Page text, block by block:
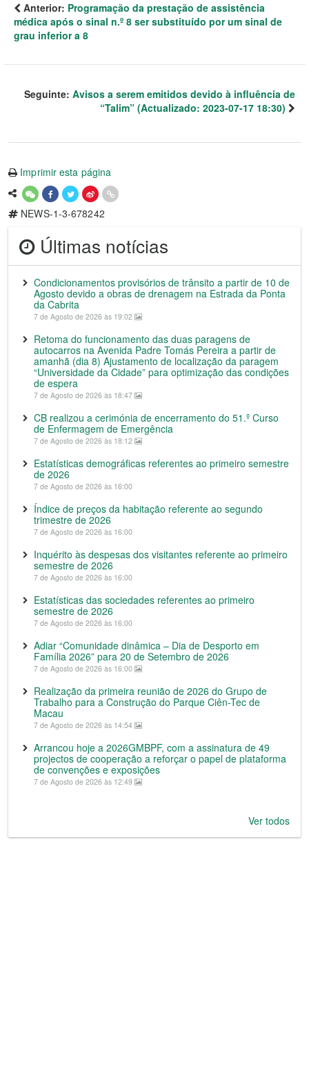
Anterior: Programação da prestação de assistência
médica após o sinal n.º 8 ser substituído por um sinal de
grau inferior a 8
Seguinte: Avisos a serem emitidos devido à influência de
“Talim” (Actualizado: 2023-07-17 18:30)
Imprimir esta página
NEWS-1-3-678242
Últimas notícias
Condicionamentos provisórios de trânsito a partir de 10 de
Agosto devido a obras de drenagem na Estrada da Ponta
da Cabrita
7 de Agosto de 2026 às 19:02
Retoma do funcionamento das duas paragens de
autocarros na Avenida Padre Tomás Pereira a partir de
amanhã (dia 8) Ajustamento de localização da paragem
“Universidade da Cidade” para optimização das condições
de espera
7 de Agosto de 2026 às 18:47
CB realizou a cerimónia de encerramento do 51.º Curso
de Enfermagem de Emergência
7 de Agosto de 2026 às 18:12
Estatísticas demográficas referentes ao primeiro semestre
de 2026
7 de Agosto de 2026 às 16:00
Índice de preços da habitação referente ao segundo
trimestre de 2026
7 de Agosto de 2026 às 16:00
Inquérito às despesas dos visitantes referente ao primeiro
semestre de 2026
7 de Agosto de 2026 às 16:00
Estatísticas das sociedades referentes ao primeiro
semestre de 2026
7 de Agosto de 2026 às 16:00
Adiar “Comunidade dinâmica – Dia de Desporto em
Família 2026” para 20 de Setembro de 2026
7 de Agosto de 2026 às 16:00
Realização da primeira reunião de 2026 do Grupo de
Trabalho para a Construção do Parque Ciên-Tec de
Macau
7 de Agosto de 2026 às 14:54
Arrancou hoje a 2026GMBPF, com a assinatura de 49
projectos de cooperação a reforçar o papel de plataforma
de convenções e exposições
7 de Agosto de 2026 às 12:49
Ver todos